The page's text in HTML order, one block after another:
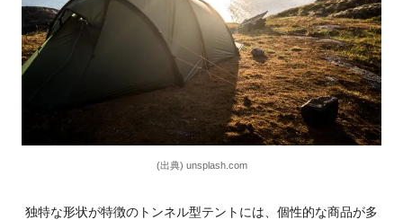
(出典) unsplash.com
独特な形状が特徴のトンネル型テントには、個性的な商品が多